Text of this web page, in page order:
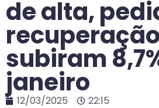
de alta,
subiram
janeiro
12/03/2025 22:15